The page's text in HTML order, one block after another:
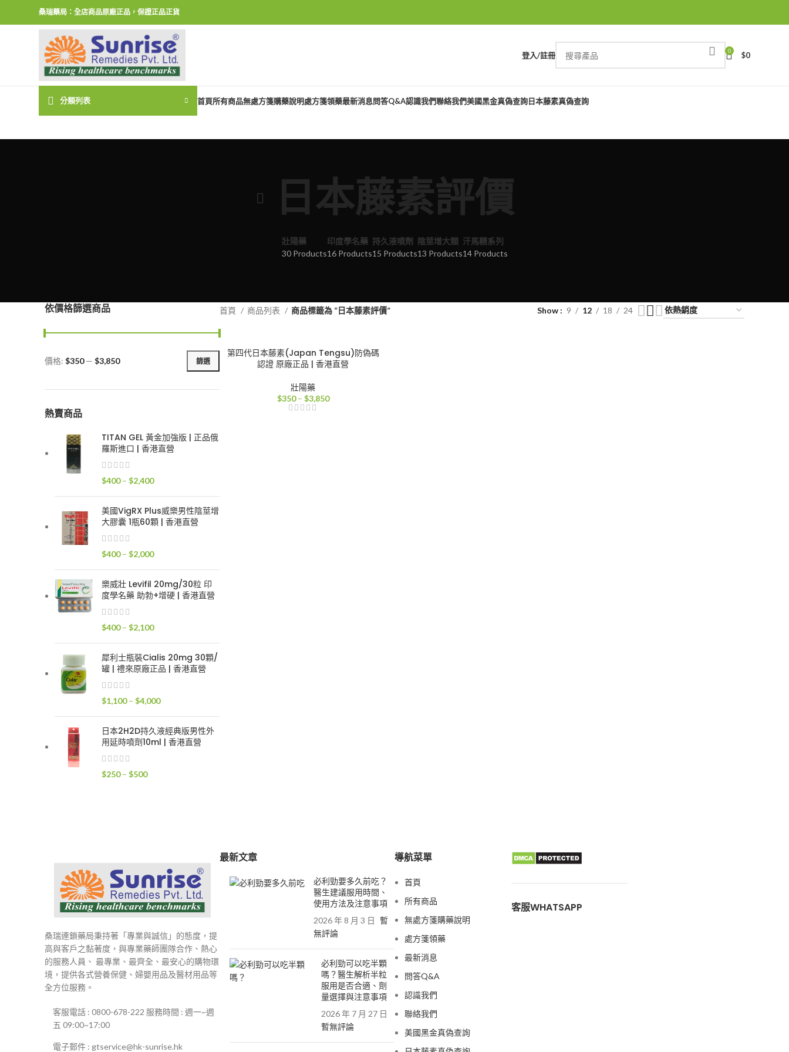
桑瑞藥局：全店商品原廠正品，保證正品正貨
登入/註冊 0 $0
分類列表 首頁所有商品無處方箋購藥說明處方箋領藥最新消息問答Q&A認識我們聯絡我們美國黑金真偽查詢日本藤素真偽查詢
日本藤素評價
壯陽藥
30 Products
印度學名藥
16 Products
持久液噴劑
15 Products
陰莖增大類
13 Products
汗馬糖系列
14 Products
依價格篩選商品
最
價
最
價
篩選
價格: $350— $3,850
熱賣商品
TITAN GEL 黃金加強版 | 正品俄
羅斯進口 | 香港直營
$400 – $2,400價
圍：
$2,400
美國VigRX Plus威樂男性陰莖增
大膠囊 1瓶60顆 | 香港直營
$400 – $2,000價
範
圍：
$2,000
樂威壯 Levifil 20mg/30粒 印
度學名藥 助勃+增硬 | 香港直營
$400 – $2,100價
範
圍：
$2,100
犀利士瓶裝Cialis 20mg 30顆/
罐 | 禮來原廠正品 | 香港直營
$1,100 – $4,000價
範
圍：
日本2H2D持久液經典版男性外
用延時噴劑10ml | 香港直營
$250 – $500價
首頁 商品列表 商品標籤為 “日本藤素評價” Show 9 12 18 24
第四代日本藤素(Japan Tengsu)防偽碼
認證 原廠正品 | 香港直營
壯陽藥
$350 – $3,850價
桑瑞連鎖藥局秉持著「專業與誠信」的態度，提
高與客戶之黏著度，與專業藥師團隊合作、熱心
的服務人員、 最專業、最齊全、最安心的購物環
境，提供各式營養保健、婦嬰用品及醫材用品等
全方位服務。
客服電話 : 0800-678-222 服務時間 : 週一~週
五 09:00~17:00
電子郵件 : gtservice@hk-sunrise.hk
最新文章
必利勁要多久前吃？
醫生建議服用時間、
使用方法及注意事項
2026 年 8 月 3 日 暫
無評論
必利勁可以吃半顆
嗎？醫生解析半粒
服用是否合適、劑
量選擇與注意事項
2026 年 7 月 27 日
暫無評論
導航菜單
首頁
所有商品
無處方箋購藥說明
處方箋領藥
最新消息
問答Q&A
認識我們
聯絡我們
美國黑金真偽查詢
客服WHATSAPP